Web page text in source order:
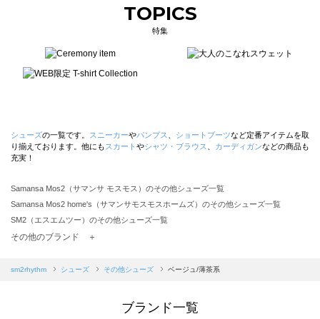
TOPICS
特集
シューズの一覧です。 スニーカーやパンプス ショートブーツなど定番アイテムを取
り揃えております。他にも スカート やシャツ・ブラウス カーディガンなどの商品も
充実！
Samansa Mos2（サマンサ モスモス）のその他シューズ一覧
Samansa Mos2 home's（サマンサモスモスホームズ）のその他シューズ一覧
SM2（エスエムツー）のその他シューズ一覧
Samansa Mos2 blue（サマンサモスモス ブルー）のその他シューズ一覧
sō4ū（ソウフォーユー）のその他シューズ一覧
その他のブランド ＋
sm2rhythm シューズ その他シューズ ベージュ/薄茶系
ブランド一覧